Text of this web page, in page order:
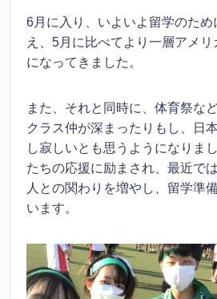
6月に入り、いよいよ留学のた
え、5月に比べてより一層アメ
になってきました。
また、それと同時に、体育祭な
クラス仲が深まったりもし、日
し寂しいとも思うようになりま
たちの応援に励まされ、最近で
人との関わりを増やし、留学準
います。